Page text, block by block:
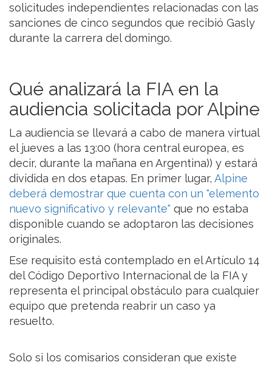
solicitudes independientes relacionadas con las
sanciones de cinco segundos que recibió Gasly
durante la carrera del domingo.
Qué analizará la FIA en la
audiencia solicitada por Alpine
La audiencia se llevará a cabo de manera virtual
el jueves a las 13:00 (hora central europea, es
decir, durante la mañana en Argentina)) y estará
dividida en dos etapas. En primer lugar, Alpine
deberá demostrar que cuenta con un "elemento
nuevo significativo y relevante" que no estaba
disponible cuando se adoptaron las decisiones
originales.
Ese requisito está contemplado en el Artículo 14
del Código Deportivo Internacional de la FIA y
representa el principal obstáculo para cualquier
equipo que pretenda reabrir un caso ya
resuelto.
Solo si los comisarios consideran que existe